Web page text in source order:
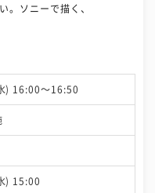
。ソニーで描く、
) 16:00〜16:50
) 15:00